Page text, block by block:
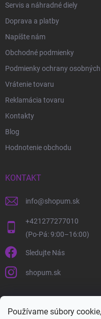
Používame súbory
Servis a náhradné diely
Doprava a platby
Napíšte nám
Obchodné podmienky
Podmienky ochrany
Vrátenie tovaru
Reklamácia tovaru
Kontakty
Blog
Hodnotenie obchodu
KONTAKT
info@shopum.sk
+421277277010
Sledujte Nás
shopum.sk